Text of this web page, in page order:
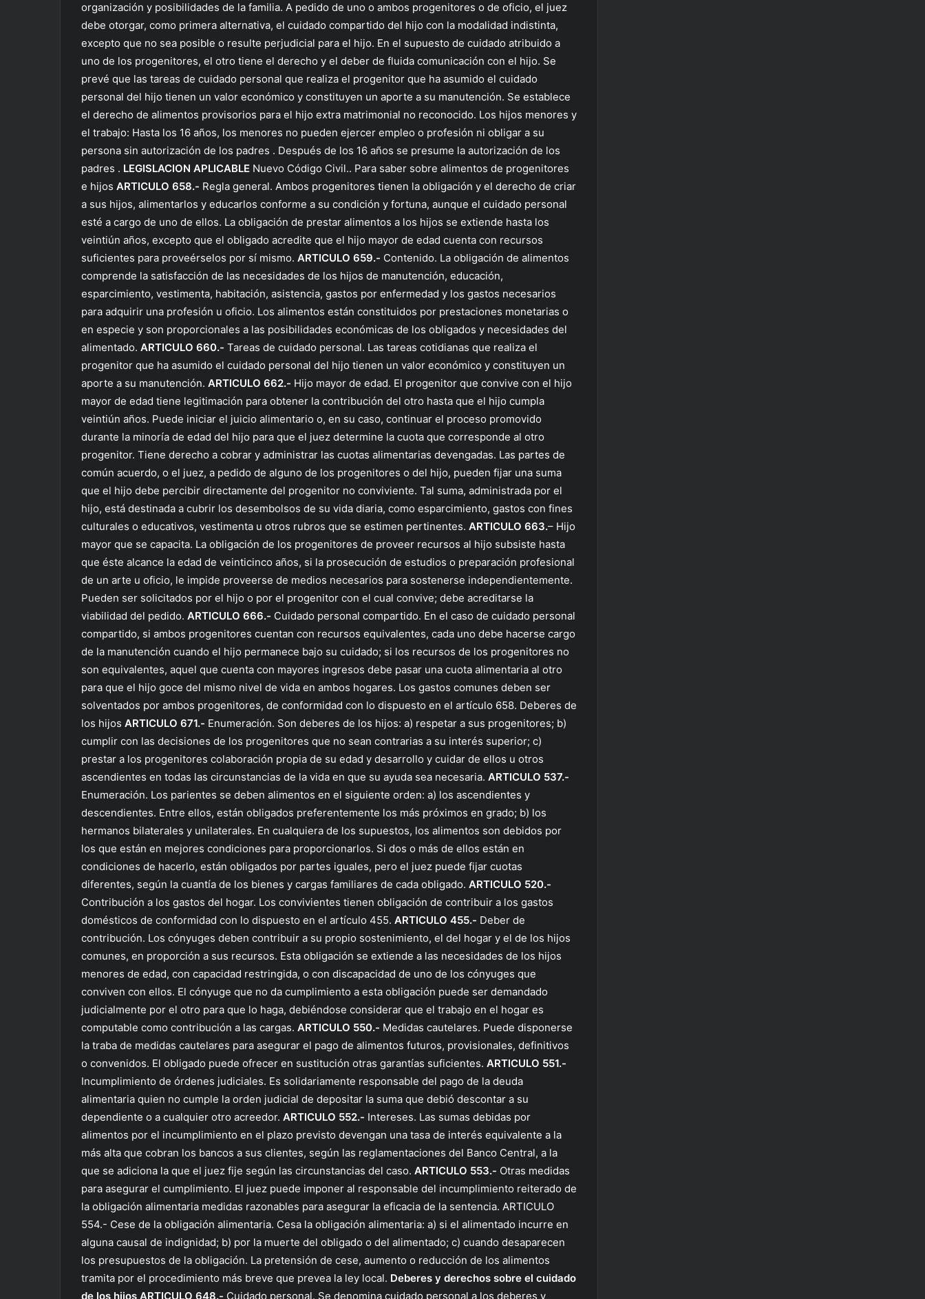
organización y posibilidades de la familia. A pedido de uno o ambos progenitores o de oficio, el juez
debe otorgar, como primera alternativa, el cuidado compartido del hijo con la modalidad indistinta,
excepto que no sea posible o resulte perjudicial para el hijo. En el supuesto de cuidado atribuido a
uno de los progenitores, el otro tiene el derecho y el deber de fluida comunicación con el hijo. Se
prevé que las tareas de cuidado personal que realiza el progenitor que ha asumido el cuidado
personal del hijo tienen un valor económico y constituyen un aporte a su manutención. Se establece
el derecho de alimentos provisorios para el hijo extra matrimonial no reconocido. Los hijos menores y
el trabajo: Hasta los 16 años, los menores no pueden ejercer empleo o profesión ni obligar a su
persona sin autorización de los padres . Después de los 16 años se presume la autorización de los
padres . LEGISLACION APLICABLE Nuevo Código Civil.. Para saber sobre alimentos de progenitores
e hijos ARTICULO 658.- Regla general. Ambos progenitores tienen la obligación y el derecho de criar
a sus hijos, alimentarlos y educarlos conforme a su condición y fortuna, aunque el cuidado personal
esté a cargo de uno de ellos. La obligación de prestar alimentos a los hijos se extiende hasta los
veintiún años, excepto que el obligado acredite que el hijo mayor de edad cuenta con recursos
suficientes para proveérselos por sí mismo. ARTICULO 659.- Contenido. La obligación de alimentos
comprende la satisfacción de las necesidades de los hijos de manutención, educación,
esparcimiento, vestimenta, habitación, asistencia, gastos por enfermedad y los gastos necesarios
para adquirir una profesión u oficio. Los alimentos están constituidos por prestaciones monetarias o
en especie y son proporcionales a las posibilidades económicas de los obligados y necesidades del
alimentado. ARTICULO 660.- Tareas de cuidado personal. Las tareas cotidianas que realiza el
progenitor que ha asumido el cuidado personal del hijo tienen un valor económico y constituyen un
aporte a su manutención. ARTICULO 662.- Hijo mayor de edad. El progenitor que convive con el hijo
mayor de edad tiene legitimación para obtener la contribución del otro hasta que el hijo cumpla
veintiún años. Puede iniciar el juicio alimentario o, en su caso, continuar el proceso promovido
durante la minoría de edad del hijo para que el juez determine la cuota que corresponde al otro
progenitor. Tiene derecho a cobrar y administrar las cuotas alimentarias devengadas. Las partes de
común acuerdo, o el juez, a pedido de alguno de los progenitores o del hijo, pueden fijar una suma
que el hijo debe percibir directamente del progenitor no conviviente. Tal suma, administrada por el
hijo, está destinada a cubrir los desembolsos de su vida diaria, como esparcimiento, gastos con fines
culturales o educativos, vestimenta u otros rubros que se estimen pertinentes. ARTICULO 663.– Hijo
mayor que se capacita. La obligación de los progenitores de proveer recursos al hijo subsiste hasta
que éste alcance la edad de veinticinco años, si la prosecución de estudios o preparación profesional
de un arte u oficio, le impide proveerse de medios necesarios para sostenerse independientemente.
Pueden ser solicitados por el hijo o por el progenitor con el cual convive; debe acreditarse la
viabilidad del pedido. ARTICULO 666.- Cuidado personal compartido. En el caso de cuidado personal
compartido, si ambos progenitores cuentan con recursos equivalentes, cada uno debe hacerse cargo
de la manutención cuando el hijo permanece bajo su cuidado; si los recursos de los progenitores no
son equivalentes, aquel que cuenta con mayores ingresos debe pasar una cuota alimentaria al otro
para que el hijo goce del mismo nivel de vida en ambos hogares. Los gastos comunes deben ser
solventados por ambos progenitores, de conformidad con lo dispuesto en el artículo 658. Deberes de
los hijos ARTICULO 671.- Enumeración. Son deberes de los hijos: a) respetar a sus progenitores; b)
cumplir con las decisiones de los progenitores que no sean contrarias a su interés superior; c)
prestar a los progenitores colaboración propia de su edad y desarrollo y cuidar de ellos u otros
ascendientes en todas las circunstancias de la vida en que su ayuda sea necesaria. ARTICULO 537.-
Enumeración. Los parientes se deben alimentos en el siguiente orden: a) los ascendientes y
descendientes. Entre ellos, están obligados preferentemente los más próximos en grado; b) los
hermanos bilaterales y unilaterales. En cualquiera de los supuestos, los alimentos son debidos por
los que están en mejores condiciones para proporcionarlos. Si dos o más de ellos están en
condiciones de hacerlo, están obligados por partes iguales, pero el juez puede fijar cuotas
diferentes, según la cuantía de los bienes y cargas familiares de cada obligado. ARTICULO 520.-
Contribución a los gastos del hogar. Los convivientes tienen obligación de contribuir a los gastos
domésticos de conformidad con lo dispuesto en el artículo 455. ARTICULO 455.- Deber de
contribución. Los cónyuges deben contribuir a su propio sostenimiento, el del hogar y el de los hijos
comunes, en proporción a sus recursos. Esta obligación se extiende a las necesidades de los hijos
menores de edad, con capacidad restringida, o con discapacidad de uno de los cónyuges que
conviven con ellos. El cónyuge que no da cumplimiento a esta obligación puede ser demandado
judicialmente por el otro para que lo haga, debiéndose considerar que el trabajo en el hogar es
computable como contribución a las cargas. ARTICULO 550.- Medidas cautelares. Puede disponerse
la traba de medidas cautelares para asegurar el pago de alimentos futuros, provisionales, definitivos
o convenidos. El obligado puede ofrecer en sustitución otras garantías suficientes. ARTICULO 551.-
Incumplimiento de órdenes judiciales. Es solidariamente responsable del pago de la deuda
alimentaria quien no cumple la orden judicial de depositar la suma que debió descontar a su
dependiente o a cualquier otro acreedor. ARTICULO 552.- Intereses. Las sumas debidas por
alimentos por el incumplimiento en el plazo previsto devengan una tasa de interés equivalente a la
más alta que cobran los bancos a sus clientes, según las reglamentaciones del Banco Central, a la
que se adiciona la que el juez fije según las circunstancias del caso. ARTICULO 553.- Otras medidas
para asegurar el cumplimiento. El juez puede imponer al responsable del incumplimiento reiterado de
la obligación alimentaria medidas razonables para asegurar la eficacia de la sentencia. ARTICULO
554.- Cese de la obligación alimentaria. Cesa la obligación alimentaria: a) si el alimentado incurre en
alguna causal de indignidad; b) por la muerte del obligado o del alimentado; c) cuando desaparecen
los presupuestos de la obligación. La pretensión de cese, aumento o reducción de los alimentos
tramita por el procedimiento más breve que prevea la ley local. Deberes y derechos sobre el cuidado
de los hijos ARTICULO 648.- Cuidado personal. Se denomina cuidado personal a los deberes y